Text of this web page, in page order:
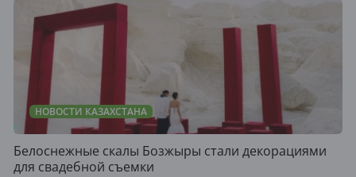
НОВОСТИ КАЗАХСТАНА
Белоснежные скалы Бозжыры стали декорациями
для свадебной съемки